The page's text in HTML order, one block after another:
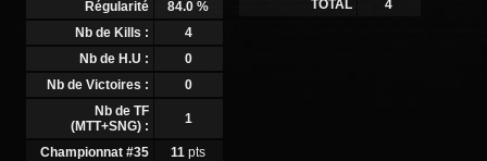
Régularité
84.0 %
Nb de Kills :
4
Nb de H.U :
0
Nb de Victoires :
0
Nb de TF
(MTT+SNG) :
1
Championnat #35 11 pts
TOTAL
4